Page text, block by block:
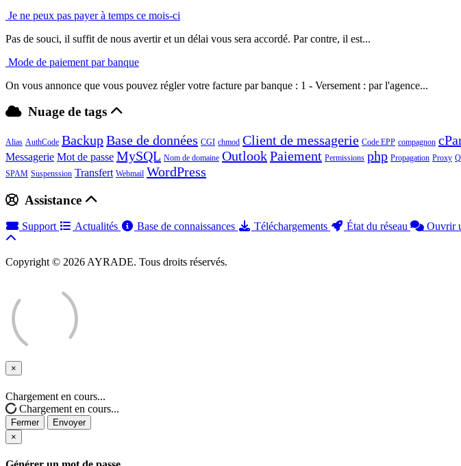
Je ne peux pas payer à temps ce mois-ci
Pas de souci, il suffit de nous avertir et un délai vous sera accordé. Par contre, il est...
Mode de paiement par banque
On vous annonce que vous pouvez régler votre facture par banque : 1 - Versement : par l'agence...
Nuage de tags
Alias AuthCode BackupBase de données CGI chmod Client de messagerie Code EPP compagnon
Messagerie Mot de passe MySQL Nom de domaine OutlookPaiement Permissions php Propagation Proxy
SPAM Suspenssion Transfert Webmail WordPress
Assistance
Support Actualités Base de connaissances Téléchargements État du réseau Ouvrir
Copyright © 2026 AYRADE. Tous droits réservés.
×
Fermer
Chargement en cours...
Chargement en cours...
Fermer
Envoyer
×